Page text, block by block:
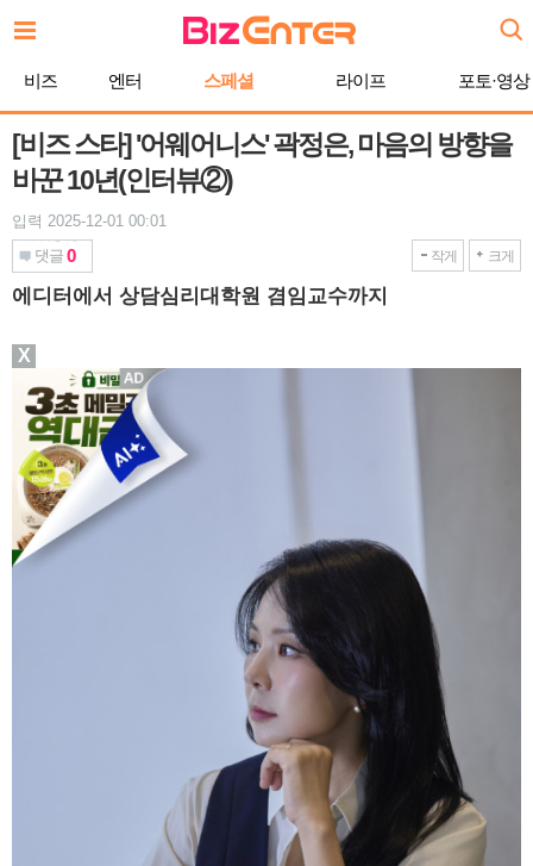
문
기
비즈 엔터 스페셜 라이프 포토·영상
[비즈 스타] '어웨어니스' 곽정은, 마음의 방향을
바꾼 10년(인터뷰②)
입력 2025-12-01 00:01
댓글 0 작게 크게
에디터에서 상담심리대학원 겸임교수까지
X